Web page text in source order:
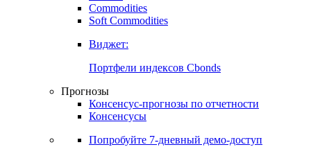
Commodities
Золото
Бензин
Soft Commodities
Виджет:
Портфели индексов Cbonds
Прогнозы